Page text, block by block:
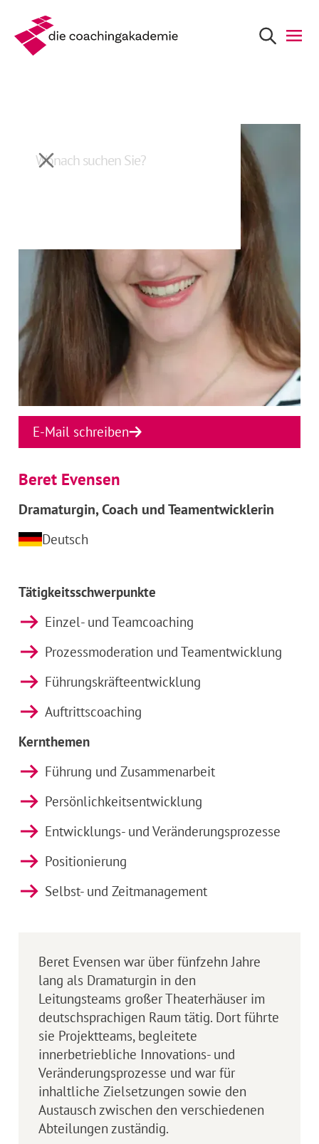
Beret Evensen
Dramaturgin, Coach und Teamentwicklerin
Deutsch
Tätigkeitsschwerpunkte
Einzel- und Teamcoaching
Prozessmoderation und Teamentwicklung
Führungskräfteentwicklung
Auftrittscoaching
Kernthemen
Führung und Zusammenarbeit
Persönlichkeitsentwicklung
Entwicklungs- und Veränderungsprozesse
Positionierung
Selbst- und Zeitmanagement
Beret Evensen war über fünfzehn Jahre
lang als Dramaturgin in den
Leitungsteams großer Theaterhäuser im
deutschsprachigen Raum tätig. Dort führte
sie Projektteams, begleitete
innerbetriebliche Innovations- und
Veränderungsprozesse und war für
inhaltliche Zielsetzungen sowie den
Austausch zwischen den verschiedenen
Abteilungen zuständig.
E-Mail schreiben